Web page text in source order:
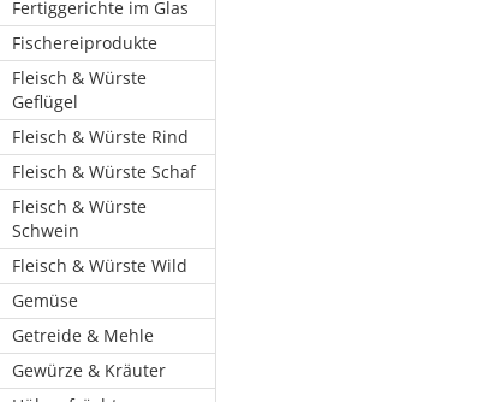
Fertiggerichte im Glas
Fischereiprodukte
Fleisch & Würste
Geflügel
Fleisch & Würste Rind
Fleisch & Würste Schaf
Fleisch & Würste
Schwein
Fleisch & Würste Wild
Gemüse
Getreide & Mehle
Gewürze & Kräuter